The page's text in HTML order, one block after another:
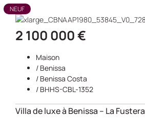
NEUF
2 100 000 €
Maison
/ Benissa
/ Benissa Costa
/ BHHS-CBL-1352
Villa de luxe à Benissa – La Fustera